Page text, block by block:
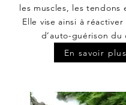
les muscles, les tendons
Elle vise ainsi à
d’auto-guérison du
En savoir plus